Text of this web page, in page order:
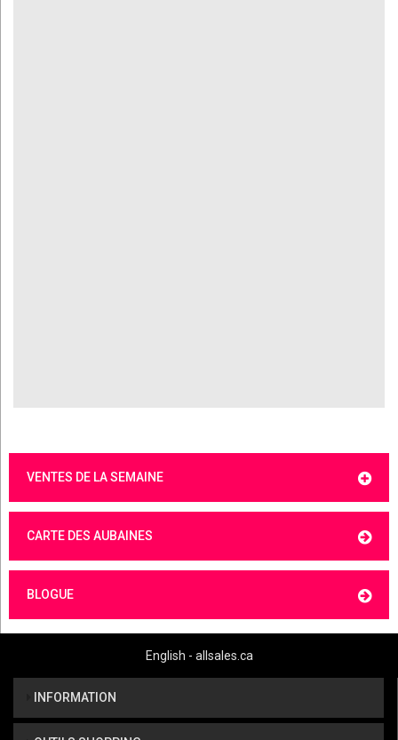
VENTES DE LA SEMAINE
CARTE DES AUBAINES
BLOGUE
English - allsales.ca
INFORMATION